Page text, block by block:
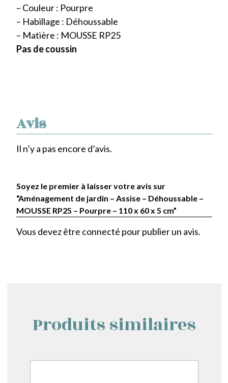
Avis
Il n’y a pas encore d’avis.
Soyez le premier à laisser votre avis sur
“Aménagement de jardin – Assise – Déhoussable –
MOUSSE RP25 – Pourpre – 110 x 60 x 5 cm”
Vous devez être connecté pour publier un avis.
– Couleur : Pourpre
– Habillage : Déhoussable
– Matière : MOUSSE RP25
Pas de coussin
Produits similaires